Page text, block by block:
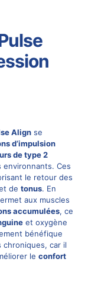
Alignse
d’impulsion
de type 2
Ces
le retour des
de tonus. En
aux muscles
accumulées, ce
et oxygène
bénéfique
car il
le confort